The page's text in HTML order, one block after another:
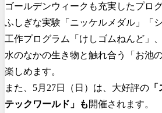
ゴールデンウィークも充実したプロ
ふしぎな実験「ニッケルメダル」「
工作プログラム「けしゴムねんど」、
水のなかの生き物と触れ合う「お池
楽しめます。
また、5月27日（日）は、大好評の
テックワールド」も 開催されます。